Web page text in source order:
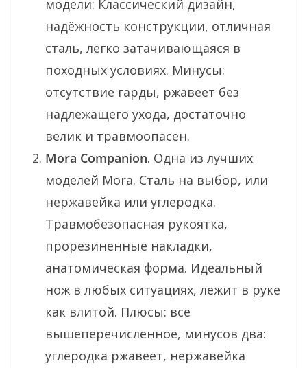
модели: Классический дизайн,
надёжность конструкции, отличная
сталь, легко затачивающаяся в
походных условиях. Минусы:
отсутствие гарды, ржавеет без
надлежащего ухода, достаточно
велик и травмоопасен.
Mora Companion. Одна из лучших
моделей Mora. Сталь на выбор, или
нержавейка или углеродка.
Травмобезопасная рукоятка,
прорезиненные накладки,
анатомическая форма. Идеальный
нож в любых ситуациях, лежит в руке
как влитой. Плюсы: всё
вышеперечисленное, минусов два:
углеродка ржавеет, нержавейка